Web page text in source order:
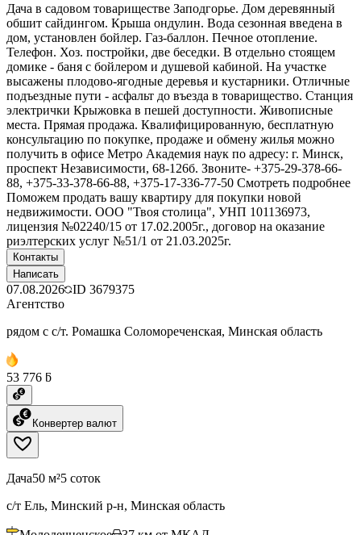
Дача в садовом товариществе Заподгорье. Дом деревянный
обшит сайдингом. Крыша ондулин. Вода сезонная введена в
дом, установлен бойлер. Газ-баллон. Печное отопление.
Телефон. Хоз. постройки, две беседки. В отдельно стоящем
домике - баня с бойлером и душевой кабиной. На участке
высажены плодово-ягодные деревья и кустарники. Отличные
подъездные пути - асфальт до въезда в товарищество. Станция
электрички Крыжовка в пешей доступности. Живописные
места. Прямая продажа. Квалифицированную, бесплатную
консультацию по покупке, продаже и обмену жилья можно
получить в офисе Метро Академия наук по адресу: г. Минск,
проспект Независимости, 68-126б. Звоните- +375-29-378-66-
88, +375-33-378-66-88, +375-17-336-77-50 Смотреть подробнее
Поможем продать вашу квартиру для покупки новой
недвижимости. ООО "Твоя столица", УНП 101136973,
лицензия №02240/15 от 17.02.2005г., договор на оказание
риэлтерских услуг №51/1 от 21.03.2025г.
Контакты
Написать
07.08.2026 ID 3679375
Агентство
рядом с с/т. Ромашка Соломореченская, Минская область
53 776 ƃ
Конвертер валют
Дача50 м²5 соток
с/т Ель, Минский р-н, Минская область